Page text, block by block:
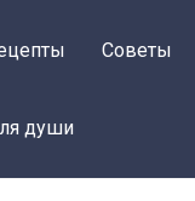
Советы
души